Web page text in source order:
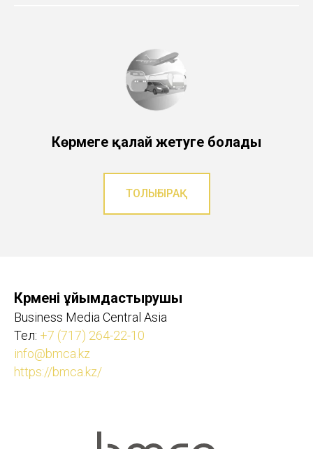
Көрмеге қалай жетуге болады
ТОЛЫҒЫРАҚ
Көрмені ұйымдастырушы
Business Media Central Asia
Тел: +7 (717) 264-22-10
info@bmca.kz
https://bmca.kz/